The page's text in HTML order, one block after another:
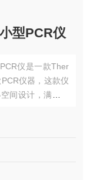
型PCR仪
仪是一款Ther
仪器，这款仪
间设计，满足您